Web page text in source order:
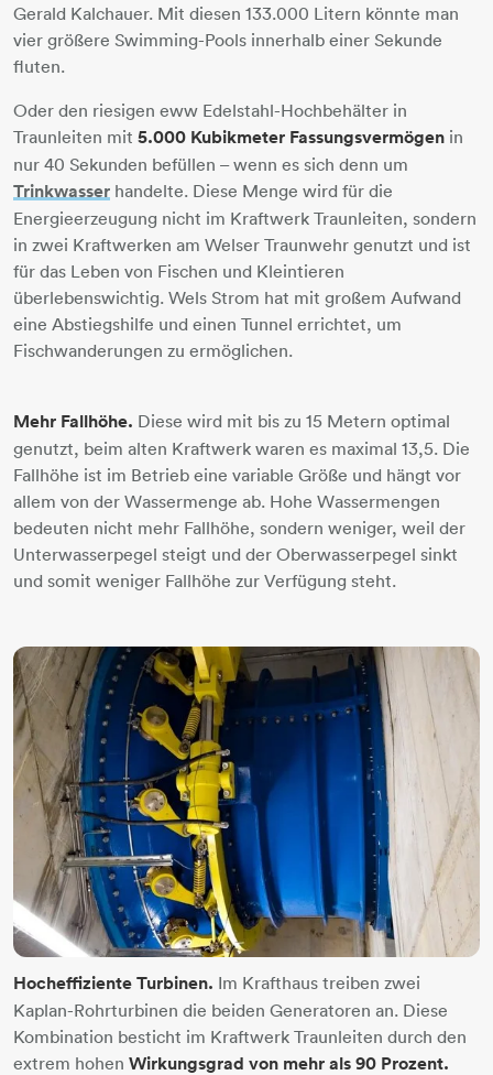
Gerald Kalchauer. Mit diesen 133.000 Litern könnte man
vier größere Swimming-Pools innerhalb einer Sekunde
fluten.
Oder den riesigen eww Edelstahl-Hochbehälter in
Traunleiten mit 5.000 Kubikmeter Fassungsvermögen in
nur 40 Sekunden befüllen – wenn es sich denn um
Trinkwasser handelte. Diese Menge wird für die
Energieerzeugung nicht im Kraftwerk Traunleiten, sondern
in zwei Kraftwerken am Welser Traunwehr genutzt und ist
für das Leben von Fischen und Kleintieren
überlebenswichtig. Wels Strom hat mit großem Aufwand
eine Abstiegshilfe und einen Tunnel errichtet, um
Fischwanderungen zu ermöglichen.
Mehr Fallhöhe. Diese wird mit bis zu 15 Metern optimal
genutzt, beim alten Kraftwerk waren es maximal 13,5. Die
Fallhöhe ist im Betrieb eine variable Größe und hängt vor
allem von der Wassermenge ab. Hohe Wassermengen
bedeuten nicht mehr Fallhöhe, sondern weniger, weil der
Unterwasserpegel steigt und der Oberwasserpegel sinkt
und somit weniger Fallhöhe zur Verfügung steht.
Hocheffiziente Turbinen. Im Krafthaus treiben zwei
Kaplan-Rohrturbinen die beiden Generatoren an. Diese
Kombination besticht im Kraftwerk Traunleiten durch den
extrem hohen Wirkungsgrad von mehr als 90 Prozent.